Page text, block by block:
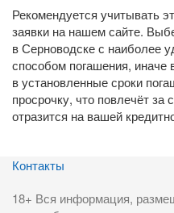
Рекомендуется учитывать
заявки на нашем сайте.
в Серноводске с наиболее
способом погашения, иначе
в установленные сроки
просрочку, что повлечёт
отразится на вашей
Контакты
18+ Вся информация,